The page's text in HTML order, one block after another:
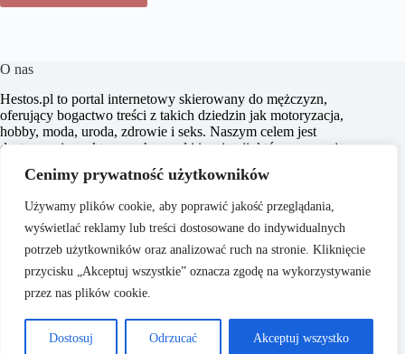
Cenimy prywatność użytkowników
Używamy plików cookie, aby poprawić jakość przeglądania,
wyświetlać reklamy lub treści dostosowane do indywidualnych
potrzeb użytkowników oraz analizować ruch na stronie. Kliknięcie
przycisku „Akceptuj wszystkie” oznacza zgodę na wykorzystywanie
przez nas plików cookie.
Dostosuj Odrzucać Akceptuj wszystko
O nas
​Hestos.pl to portal internetowy skierowany do mężczyzn,
oferujący bogactwo treści z takich dziedzin jak motoryzacja,
hobby, moda, uroda, zdrowie i seks. Naszym celem jest
dostarczanie praktycznych porad i inspiracji, które pomagają
aktywnego stylu życia. Dbamy o to, aby nasze artykuły były
wiedzy w danym zakresie.
Copyright © 2026 -
O nas
Polityka Prywatności